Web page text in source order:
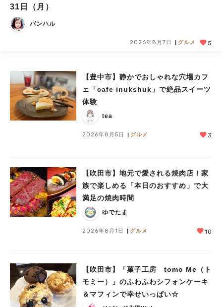
31日（月）
バンハル
2026年8月7日 グルメ 5
【豊中市】静かでおしゃれな穴場カフ
ェ「cafe inukshuk」で絶品スイーツ
体験
tea
2026年8月5日 グルメ 3
【吹田市】地元で愛される焼肉店！家
族で楽しめる「本日のおすすめ」で大
満足の焼肉時間
ゆでたま
2026年8月1日 グルメ 10
【吹田市】「菓子工房 tomo Me（ト
モミー）」のふわふわシフォンケーキ
＆マフィンで幸せいっぱい☆